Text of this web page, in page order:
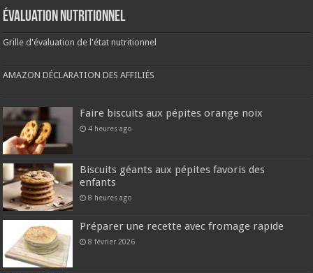
Évaluation nutritionnel
Grille d'évaluation de l'état nutritionnel
AMAZON DÉCLARATION DES AFFILIÉS
Faire biscuits aux pépites orange noix
4 heures ago
Biscuits géants aux pépites favoris des
enfants
8 heures ago
Préparer une recette avec fromage rapide
8 février 2026